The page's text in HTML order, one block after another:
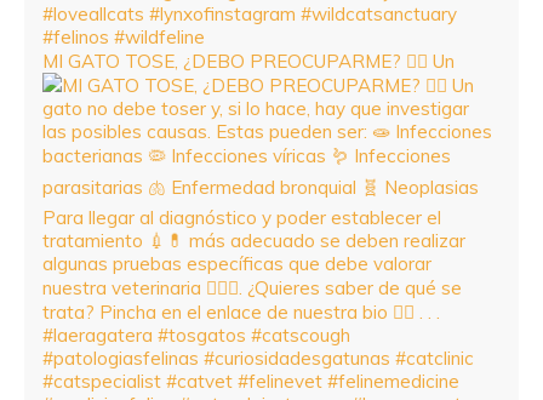
MI GATO TOSE, ¿DEBO PREOCUPARME? 😮‍💨 Un